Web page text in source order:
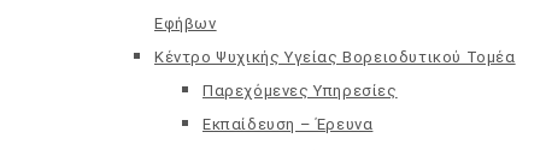
Εφήβων
Kέντρο Ψυχικής Υγείας Βορειοδυτικού Τομέα
Παρεχόμενες Υπηρεσίες
Εκπαίδευση – Έρευνα